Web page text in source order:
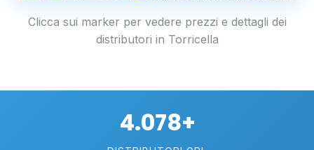
Clicca sui marker per vedere prezzi e dettagli dei
distributori in Torricella
4.078+